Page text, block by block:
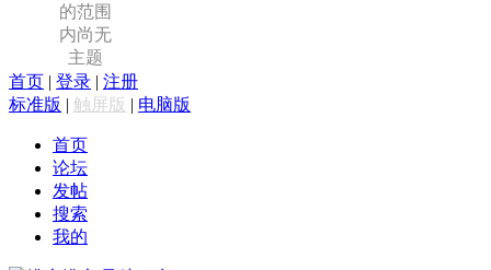
的范围
内尚无
主题
首页 | 登录 | 注册
标准版 | 触屏版 | 电脑版
首页
论坛
发帖
搜索
我的